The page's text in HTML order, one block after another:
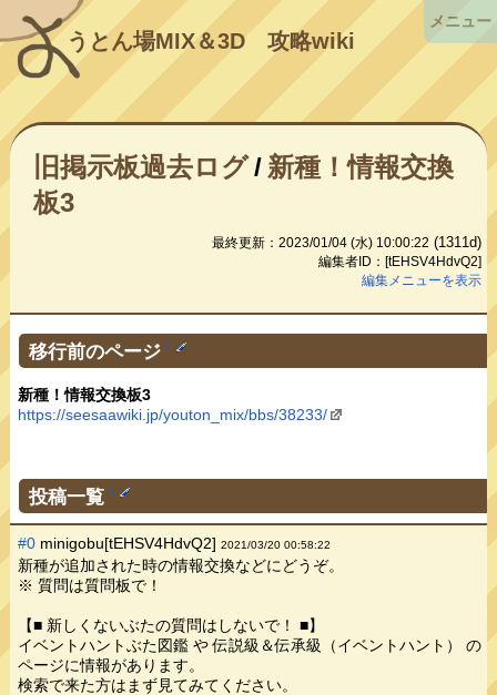
うとん場MIX＆3D攻略wiki
旧掲示板過去ログ/ 新種！情報交換
板3
最終更新：2023/01/04 (水) 10:00:22 (1311d)
編集者ID：[tEHSV4HdvQ2]
編集メニューを表示
移行前のページ †
新種！情報交換板3
https://seesaawiki.jp/youton_mix/bbs/38233/
投稿一覧 †
#0 minigobu[tEHSV4HdvQ2]2021/03/20 00:58:22
新種が追加された時の情報交換などにどうぞ。
※ 質問は質問板で！
【■ 新しくないぶたの質問はしないで！ ■】
イベントハントぶた図鑑 や 伝説級＆伝承級（イベントハント） の
ページに情報があります。
検索で来た方はまず見てみてください。
メニュー